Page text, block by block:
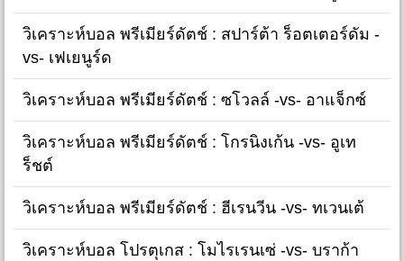
วิเคราะห์บอล พรีเมียร์ดัตช์ : สปาร์ต้า ร็อตเตอร์ดัม -
vs- เฟเยนูร์ด
วิเคราะห์บอล พรีเมียร์ดัตช์ : ซโวลล์ -vs- อาแจ็กซ์
วิเคราะห์บอล พรีเมียร์ดัตช์ : โกรนิงเก้น -vs- อูเท
ร็ชต์
วิเคราะห์บอล พรีเมียร์ดัตช์ : ฮีเรนวีน -vs- ทเวนเต้
วิเคราะห์บอล โปรตุเกส : โมไรเรนเซ่ -vs- บราก้า